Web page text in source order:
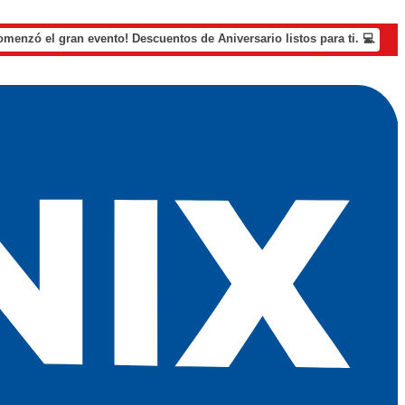
el gran evento! Descuentos de Aniversario listos para ti. 💻